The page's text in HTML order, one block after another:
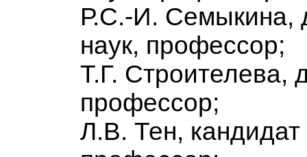
Р.С.-И. Семыкина,
наук, профессор;
Т.Г. Строителева,
профессор;
Л.В. Тен,